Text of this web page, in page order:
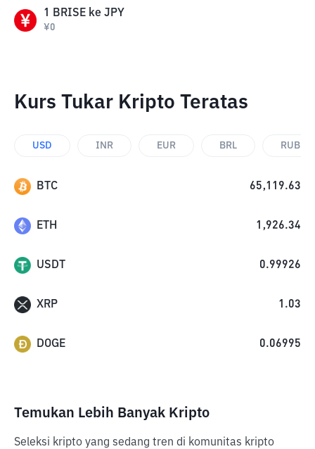
1 BRISE ke JPY
¥0
Kurs Tukar Kripto Teratas
USD INR EUR BRL RUB
BTC 65,119.63
ETH 1,926.34
USDT 0.99926
XRP 1.03
DOGE 0.06995
Temukan Lebih Banyak Kripto
Seleksi kripto yang sedang tren di komunitas kripto